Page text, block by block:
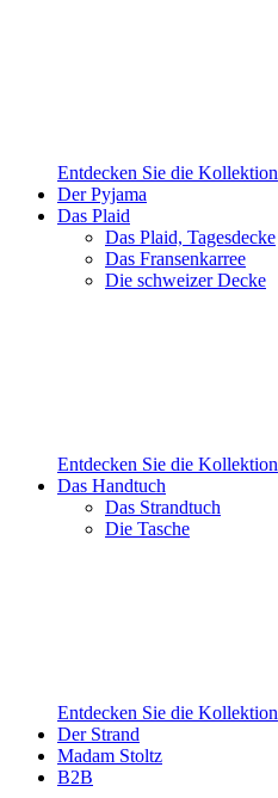
Entdecken Sie die Kollektion
Der Pyjama
Das Plaid
Das Plaid, Tagesdecke
Das Fransenkarree
Die schweizer Decke
Entdecken Sie die Kollektion
Das Handtuch
Das Strandtuch
Die Tasche
Entdecken Sie die Kollektion
Der Strand
Madam Stoltz
B2B